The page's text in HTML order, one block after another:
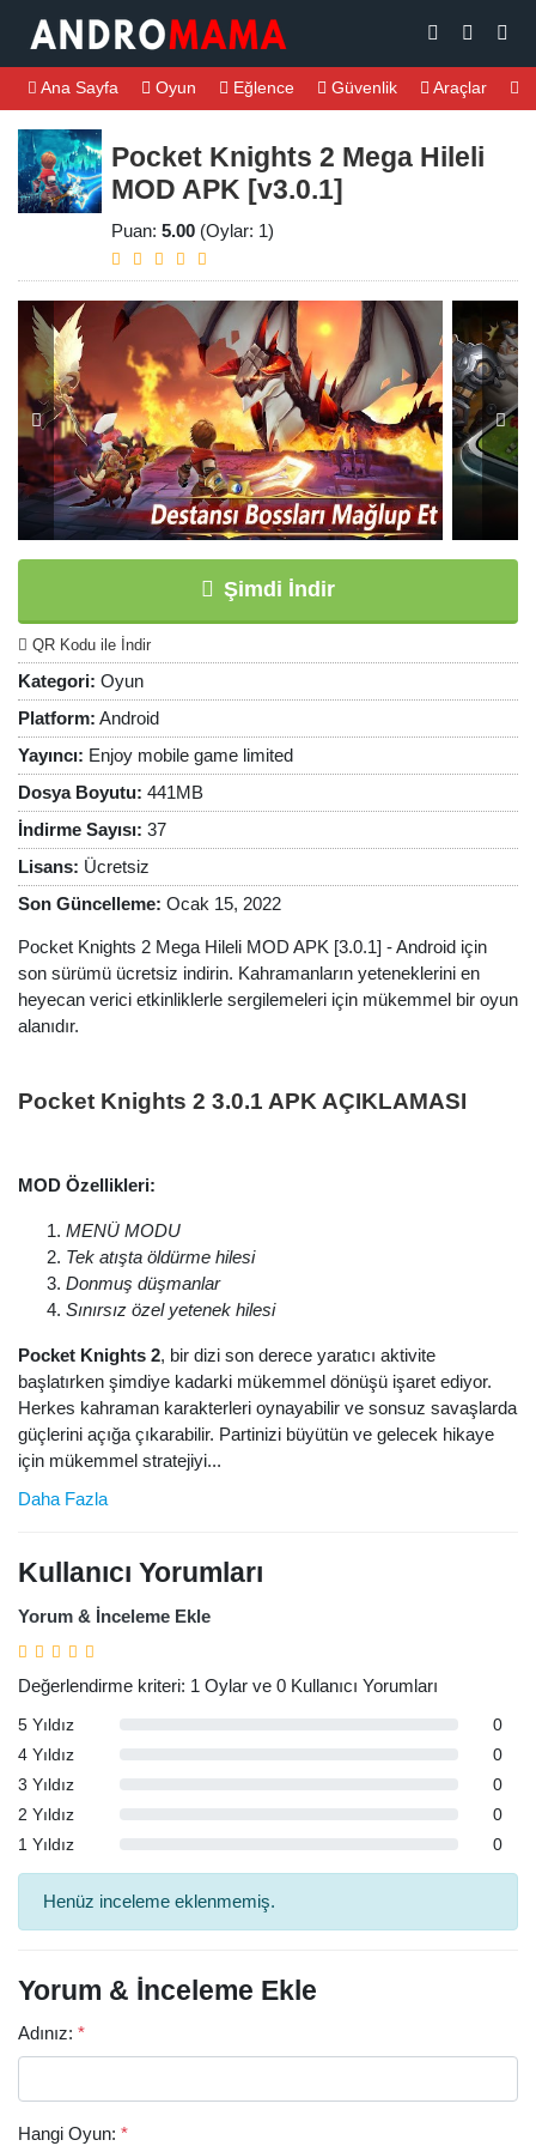
Ana Sayfa Oyun Eğlence Güvenlik Araçlar
Pocket Knights 2 Mega Hileli
MOD APK [v3.0.1]
Puan: 5.00 (Oylar: 1)
Şimdi İndir
QR Kodu ile İndir
Kategori: Oyun
Platform: Android
Yayıncı: Enjoy mobile game limited
Dosya Boyutu: 441MB
İndirme Sayısı: 37
Lisans: Ücretsiz
Son Güncelleme: Ocak 15, 2022
Pocket Knights 2 Mega Hileli MOD APK [3.0.1] - Android için
son sürümü ücretsiz indirin. Kahramanların yeteneklerini en
heyecan verici etkinliklerle sergilemeleri için mükemmel bir oyun
alanıdır.
Pocket Knights 2 3.0.1 APK AÇIKLAMASI
MOD Özellikleri:
MENÜ MODU
Tek atışta öldürme hilesi
Donmuş düşmanlar
Sınırsız özel yetenek hilesi
Pocket Knights 2, bir dizi son derece yaratıcı aktivite
başlatırken şimdiye kadarki mükemmel dönüşü işaret ediyor.
Herkes kahraman karakterleri oynayabilir ve sonsuz savaşlarda
güçlerini açığa çıkarabilir. Partinizi büyütün ve gelecek hikaye
için mükemmel stratejiyi...
Daha Fazla
Kullanıcı Yorumları
Yorum & İnceleme Ekle
Değerlendirme kriteri: 1 Oylar ve 0 Kullanıcı Yorumları
5 Yıldız
0
4 Yıldız
0
3 Yıldız
0
2 Yıldız
0
1 Yıldız
0
Henüz inceleme eklenmemiş.
Yorum & İnceleme Ekle
Adınız: *
Hangi Oyun: *